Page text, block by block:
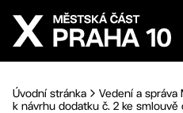
Přejít na hlavní obsah
Úvodní stránka Vedení a správa
k návrhu dodatku č. 2 ke smlouvě